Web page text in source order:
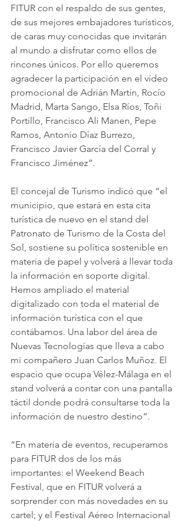
FITUR con el respaldo de sus gentes,
de sus mejores embajadores turísticos,
de caras muy conocidas que invitarán
al mundo a disfrutar como ellos de
rincones únicos. Por ello queremos
agradecer la participación en el vídeo
promocional de Adrián Martín, Rocío
Madrid, Marta Sango, Elsa Ríos, Toñi
Portillo, Francisco Ali Manen, Pepe
Ramos, Antonio Díaz Burrezo,
Francisco Javier García del Corral y
Francisco Jiménez”.
El concejal de Turismo indicó que “el
municipio, que estará en esta cita
turística de nuevo en el stand del
Patronato de Turismo de la Costa del
Sol, sostiene su política sostenible en
materia de papel y volverá a llevar toda
la información en soporte digital.
Hemos ampliado el material
digitalizado con toda el material de
información turística con el que
contábamos. Una labor del área de
Nuevas Tecnologías que lleva a cabo
mi compañero Juan Carlos Muñoz. El
espacio que ocupa Vélez-Málaga en el
stand volverá a contar con una pantalla
táctil donde podrá consultarse toda la
información de nuestro destino”.
“En materia de eventos, recuperamos
para FITUR dos de los más
importantes: el Weekend Beach
Festival, que en FITUR volverá a
sorprender con más novedades en su
cartel; y el Festival Aéreo Internacional